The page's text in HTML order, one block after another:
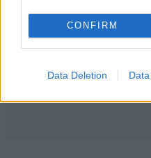
CONFIRM
Data Deletion